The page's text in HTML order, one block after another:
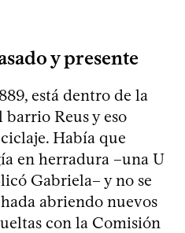
y presente
está dentro de la
Reus y eso
Había que
en herradura –una U
Gabriela– y no se
abriendo nuevos
con la Comisión